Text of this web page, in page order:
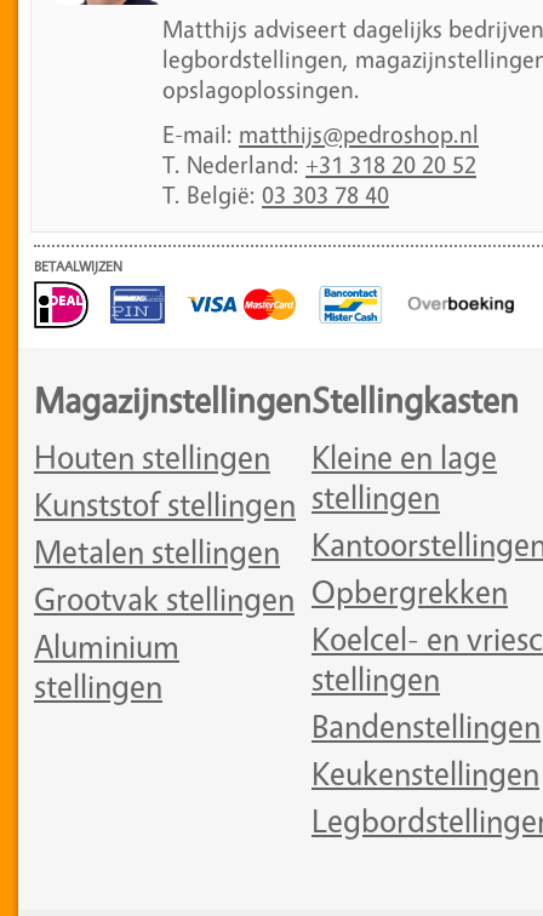
Matthijs adviseert dagelijks
legbordstellingen,
opslagoplossingen.
E-mail: matthijs@pedroshop.nl
T. Nederland: +31 318 20 20 52
T. België: 03 303 78 40
BETAALWIJZEN
Magazijnstellingen
Houten stellingen
Kunststof stellingen
Metalen stellingen
Grootvak stellingen
Aluminium
stellingen
Stellingkasten
Kleine en lage
stellingen
Opbergrekken
Koelcel- en
stellingen
Bandenstellingen
Keukenstellingen